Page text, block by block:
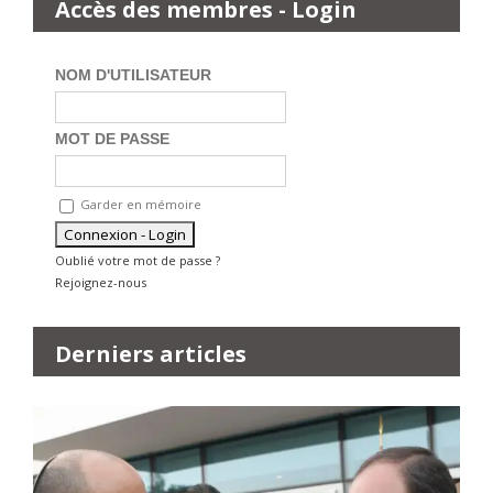
Accès des membres - Login
NOM D'UTILISATEUR
MOT DE PASSE
Garder en mémoire
Oublié votre mot de passe ?
Rejoignez-nous
Derniers articles